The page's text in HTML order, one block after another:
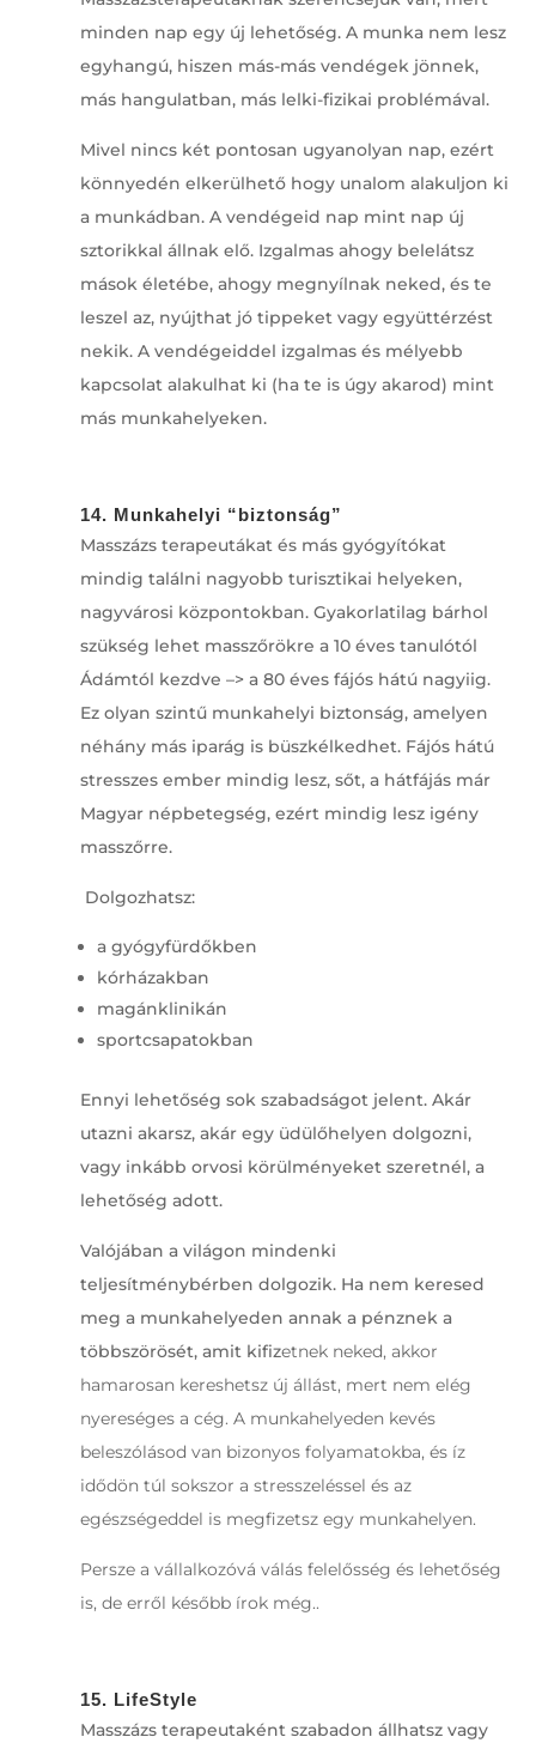
minden nap egy új lehetőség. A munka nem lesz
egyhangú, hiszen más-más vendégek jönnek,
más hangulatban, más lelki-fizikai problémával.
Mivel nincs két pontosan ugyanolyan nap, ezért
könnyedén elkerülhető hogy unalom alakuljon ki
a munkádban. A vendégeid nap mint nap új
sztorikkal állnak elő. Izgalmas ahogy belelátsz
mások életébe, ahogy megnyílnak neked, és te
leszel az, nyújthat jó tippeket vagy együttérzést
nekik. A vendégeiddel izgalmas és mélyebb
kapcsolat alakulhat ki (ha te is úgy akarod) mint
más munkahelyeken.
14. Munkahelyi “biztonság”
Masszázs terapeutákat és más gyógyítókat
mindig találni nagyobb turisztikai helyeken,
nagyvárosi központokban. Gyakorlatilag bárhol
szükség lehet masszőrökre a 10 éves tanulótól
Ádámtól kezdve –> a 80 éves fájós hátú nagyiig.
Ez olyan szintű munkahelyi biztonság, amelyen
néhány más iparág is büszkélkedhet. Fájós hátú
stresszes ember mindig lesz, sőt, a hátfájás már
Magyar népbetegség, ezért mindig lesz igény
masszőrre.
Dolgozhatsz:
a gyógyfürdőkben
kórházakban
magánklinikán
sportcsapatokban
Ennyi lehetőség sok szabadságot jelent. Akár
utazni akarsz, akár egy üdülőhelyen dolgozni,
vagy inkább orvosi körülményeket szeretnél, a
lehetőség adott.
Valójában a világon mindenki
teljesítménybérben dolgozik. Ha nem keresed
meg a munkahelyeden annak a pénznek a
többszörösét, amit kifizetnek neked, akkor
hamarosan kereshetsz új állást, mert nem elég
nyereséges a cég. A munkahelyeden kevés
beleszólásod van bizonyos folyamatokba, és íz
idődön túl sokszor a stresszeléssel és az
egészségeddel is megfizetsz egy munkahelyen.
Persze a vállalkozóvá válás felelősség és lehetőség
is, de erről később írok még..
15. LifeStyle
Masszázs terapeutaként szabadon állhatsz vagy